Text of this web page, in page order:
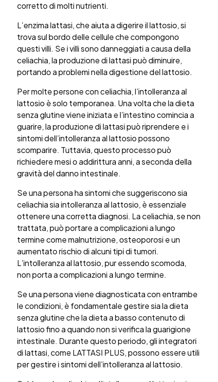
corretto di molti nutrienti.
L’enzima lattasi, che aiuta a digerire il lattosio, si
trova sul bordo delle cellule che compongono
questi villi. Se i villi sono danneggiati a causa della
celiachia, la produzione di lattasi può diminuire,
portando a problemi nella digestione del lattosio.
Per molte persone con celiachia, l’intolleranza al
lattosio è solo temporanea. Una volta che la dieta
senza glutine viene iniziata e l’intestino comincia a
guarire, la produzione di lattasi può riprendere e i
sintomi dell’intolleranza al lattosio possono
scomparire. Tuttavia, questo processo può
richiedere mesi o addirittura anni, a seconda della
gravità del danno intestinale.
Se una persona ha sintomi che suggeriscono sia
celiachia sia intolleranza al lattosio, è essenziale
ottenere una corretta diagnosi. La celiachia, se non
trattata, può portare a complicazioni a lungo
termine come malnutrizione, osteoporosi e un
aumentato rischio di alcuni tipi di tumori.
L’intolleranza al lattosio, pur essendo scomoda,
non porta a complicazioni a lungo termine.
Se una persona viene diagnosticata con entrambe
le condizioni, è fondamentale gestire sia la dieta
senza glutine che la dieta a basso contenuto di
lattosio fino a quando non si verifica la guarigione
intestinale. Durante questo periodo, gli integratori
di lattasi, come LATTASI PLUS, possono essere utili
per gestire i sintomi dell’intolleranza al lattosio.